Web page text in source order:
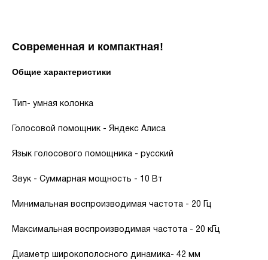
Современная и компактная!
Общие характеристики
Тип- умная колонка
Голосовой помощник - Яндекс Алиса
Язык голосового помощника - русский
Звук - Суммарная мощность - 10 Вт
Минимальная воспроизводимая частота - 20 Гц
Максимальная воспроизводимая частота - 20 кГц
Диаметр широкополосного динамика- 42 мм